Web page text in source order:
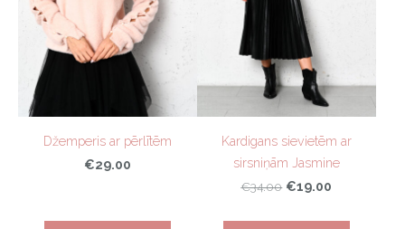
Džemperis ar pērlītēm
€29.00
Kardigans sievietēm ar
sirsniņām Jasmine
€34.00 €19.00